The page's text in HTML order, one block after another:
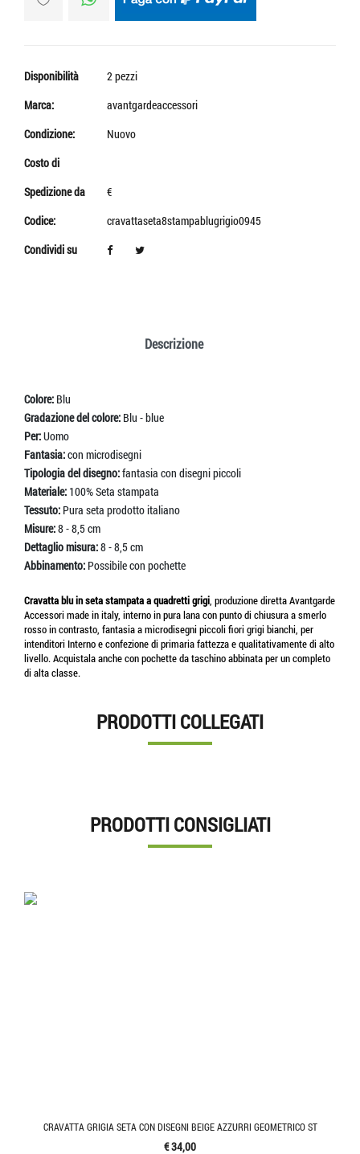
Disponibilità
2 pezzi
Marca:
avantgardeaccessori
Condizione:
Nuovo
Costo di
Spedizione da
€
Codice:
cravattaseta8stampablugrigio0945
Condividi su
Descrizione
Colore: Blu
Gradazione del colore: Blu - blue
Per:Uomo
Fantasia:con microdisegni
Tipologia del disegno:fantasia con disegni piccoli
Materiale: 100% Seta stampata
Tessuto: Pura seta prodotto italiano
Misure:8 - 8,5 cm
Dettaglio misura:8 - 8,5 cm
Abbinamento: Possibile con pochette
Cravatta blu in seta stampata a quadretti grigi, produzione diretta Avantgarde
Accessori made in italy, interno in pura lana con punto di chiusura a smerlo
rosso in contrasto, fantasia a microdisegni piccoli fiori grigi bianchi, per
intenditori Interno e confezione di primaria fattezza e qualitativamente di alto
livello. Acquistala anche con pochette da taschino abbinata per un completo
di alta classe.
PRODOTTI COLLEGATI
PRODOTTI CONSIGLIATI
CRAVATTA GRIGIA SETA CON DISEGNI BEIGE AZZURRI GEOMETRICO ST
€ 34,00